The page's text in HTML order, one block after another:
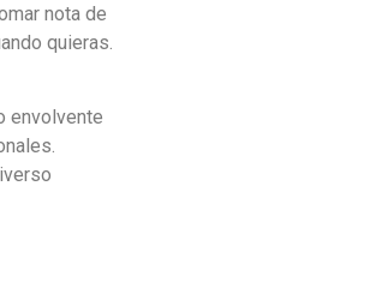
nota de
quieras.
envolvente